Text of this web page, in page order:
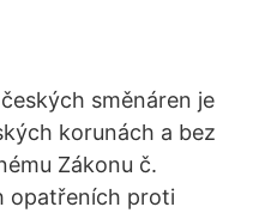
směnáren je
korunách a bez
Zákonu č.
opatřeních proti